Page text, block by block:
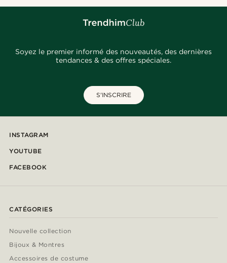
Soyez le premier informé des nouveautés, des dernières
tendances & des offres spéciales.
S'INSCRIRE
INSTAGRAM
YOUTUBE
FACEBOOK
CATÉGORIES
Nouvelle collection
Bijoux & Montres
Accessoires de costume